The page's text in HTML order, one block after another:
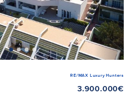
RE/MAX Luxury Hunters
3.900.000€